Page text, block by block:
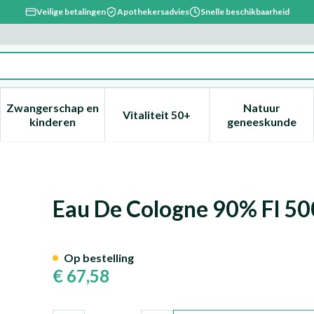
Veilige betalingen Apothekersadvies Snelle beschikbaarheid
verzorging en hygiëne categorie
voor Dieet, voeding en vitamines categorie
Zwangerschap en
kinderenToon submenu voor Zwangerschap en kinderen
Vitaliteit 50+Toon submenu voor Vitaliteit
Natuur
geneeskunde
Toon
IsybelEau De Cologne 90% Fl
€ 67,58
Op bestelling